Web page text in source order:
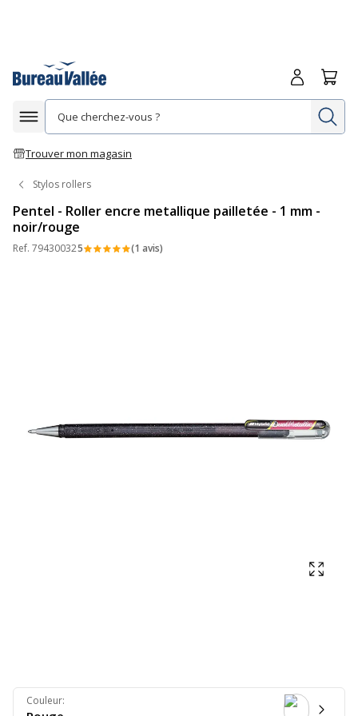
Afficher la navigation
Trouver mon magasin
Me
Stylos rollers
Pentel - Roller encre metallique pailletée - 1 mm -
noir/rouge
Ref. 794300325 (1 avis)
Couleur: